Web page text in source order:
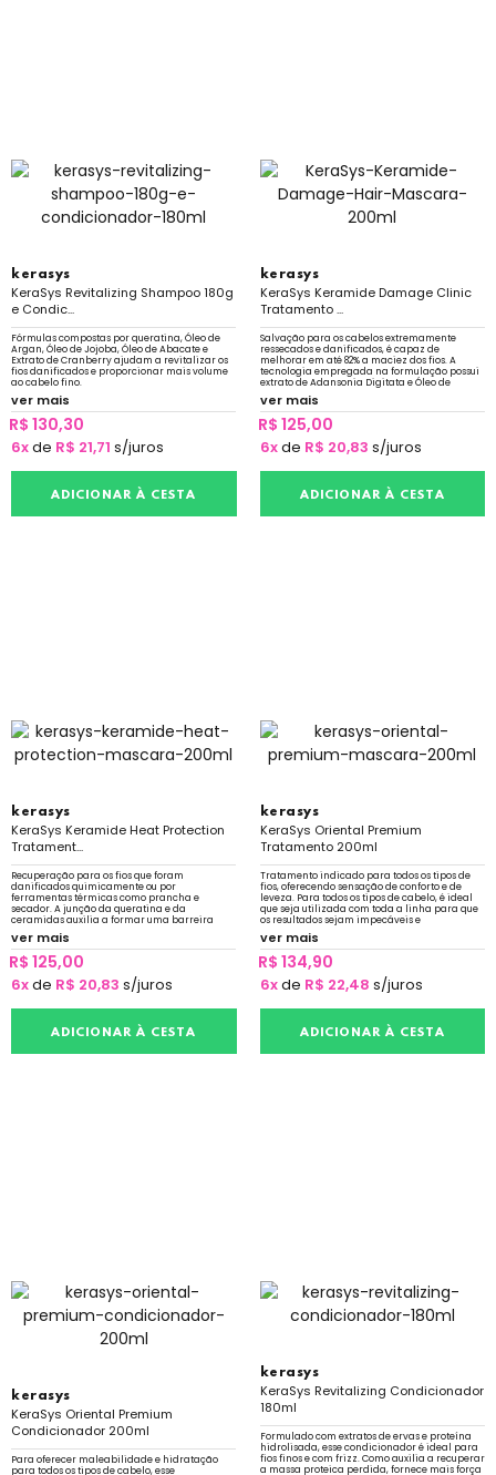
kerasys
KeraSys Revitalizing Shampoo 180g
e Condic...
Fórmulas compostas por queratina, Óleo de
Argan, Óleo de Jojoba, Óleo de Abacate e
Extrato de Cranberry ajudam a revitalizar os
fios danificados e proporcionar mais volume
ao cabelo fino.
ver mais
R$ 130,30
6xde R$ 21,71 s/juros
ADICIONAR À CESTA
kerasys
KeraSys Keramide Damage Clinic
Tratamento ...
Salvação para os cabelos extremamente
ressecados e danificados, é capaz de
melhorar em até 82% a maciez dos fios. A
tecnologia empregada na formulação possui
extrato de Adansonia Digitata e Óleo de
ver mais
R$ 125,00
6xde R$ 20,83 s/juros
ADICIONAR À CESTA
kerasys
KeraSys Keramide Heat Protection
Tratament...
Recuperação para os fios que foram
danificados quimicamente ou por
ferramentas térmicas como prancha e
secador. A junção da queratina e da
ceramidas auxilia a formar uma barreira
protetora para que os nutrientes não sejam
perdidos.
ver mais
R$ 125,00
6xde R$ 20,83 s/juros
ADICIONAR À CESTA
kerasys
KeraSys Oriental Premium
Tratamento 200ml
Tratamento indicado para todos os tipos de
fios, oferecendo sensação de conforto e de
leveza. Para todos os tipos de cabelo, é ideal
que seja utilizada com toda a linha para que
os resultados sejam impecáveis e
surpreendentes.
ver mais
R$ 134,90
6xde R$ 22,48 s/juros
ADICIONAR À CESTA
kerasys
KeraSys Oriental Premium
Condicionador 200ml
Para oferecer maleabilidade e hidratação
para todos os tipos de cabelo, esse
kerasys
KeraSys Revitalizing Condicionador
180ml
Formulado com extratos de ervas e proteína
hidrolisada, esse condicionador é ideal para
fios finos e com frizz. Como auxilia a recuperar
a massa proteica perdida, fornece mais força